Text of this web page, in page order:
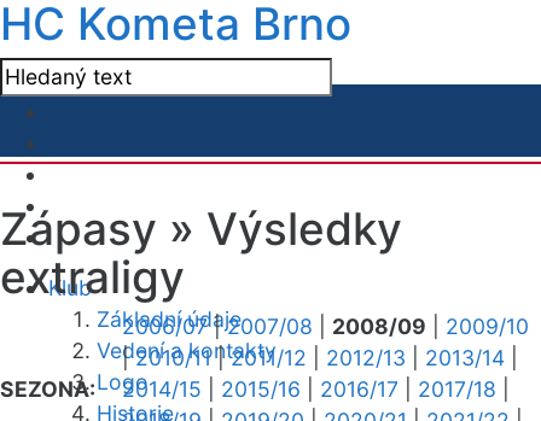
HC Kometa Brno
Klub
Základní údaje
Vedení a kontakty
Logo
Historie
Zápasy » Výsledky
extraligy
SEZONA:
2006/07|2007/08 2008/09
2009/10
|2010/11|2011/12 2012/13 2013/14
2014/15
2015/16 2016/17 2017/18